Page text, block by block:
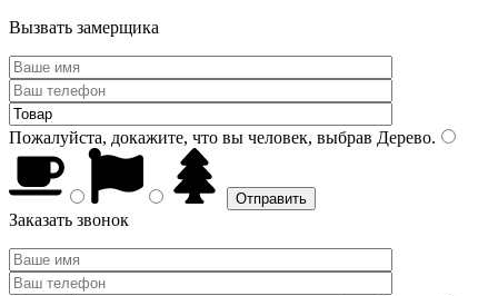
Вызвать замерщика
Пожалуйста, докажите, что вы человек, выбрав Дерево.
Заказать звонок